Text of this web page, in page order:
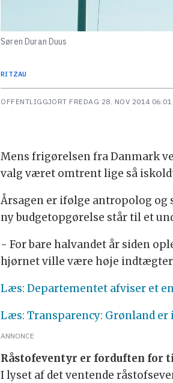
Søren Duran Duus
RITZAU
OFFENTLIGGJORT FREDAG 28. NOV 2014 06:01
Mens frigørelsen fra Danmark
valg været omtrent lige så
Årsagen er ifølge antropolog og
ny budgetopgørelse står til et
- For bare halvandet år siden
hjørnet ville være høje indtægter
Læs: Departementet afviser et
Læs: Transparency: Grønland
ANNONCE
Råstofeventyr er forduften for
I lyset af det ventende